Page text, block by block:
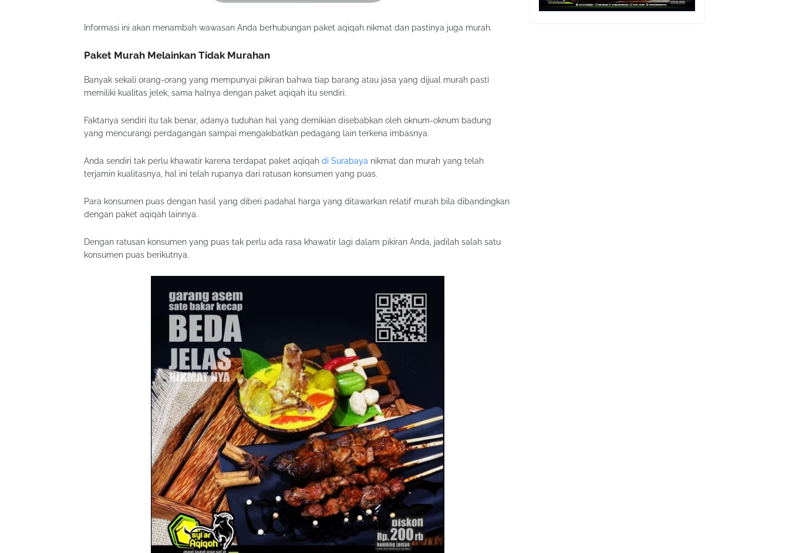
Informasi ini akan menambah wawasan Anda berhubungan paket aqiqah nikmat dan pastinya juga murah.
Paket Murah Melainkan Tidak Murahan
Banyak sekali orang-orang yang mempunyai pikiran bahwa tiap barang atau jasa yang dijual murah pasti
memiliki kualitas jelek, sama halnya dengan paket aqiqah itu sendiri.
Faktanya sendiri itu tak benar, adanya tuduhan hal yang demikian disebabkan oleh oknum-oknum badung
yang mencurangi perdagangan sampai mengakibatkan pedagang lain terkena imbasnya.
Anda sendiri tak perlu khawatir karena terdapat paket aqiqah di Surabaya nikmat dan murah yang telah
terjamin kualitasnya, hal ini telah rupanya dari ratusan konsumen yang puas.
Para konsumen puas dengan hasil yang diberi padahal harga yang ditawarkan relatif murah bila dibandingkan
dengan paket aqiqah lainnya.
Dengan ratusan konsumen yang puas tak perlu ada rasa khawatir lagi dalam pikiran Anda, jadilah salah satu
konsumen puas berikutnya.